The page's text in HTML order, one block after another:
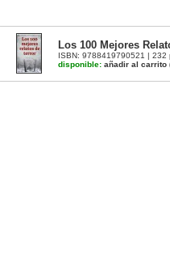
Los 100 Mejores
ISBN: 9788419790521 | 232
disponible: añadir al carrito